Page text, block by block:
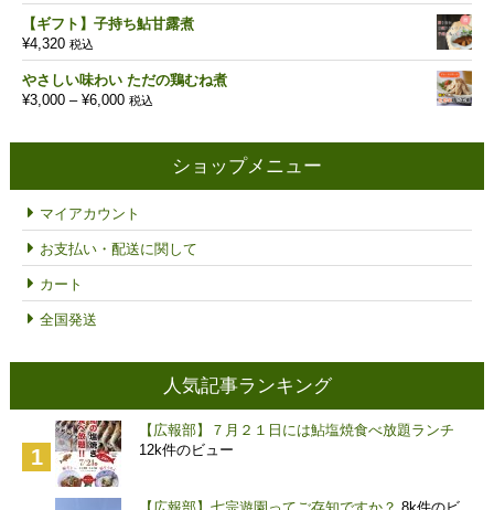
は
¥18,000
で
し
た。
格
は
す。
【ギフト】子持ち鮎甘露煮
¥4,320 税込
やさしい味わい ただの鶏むね煮
¥3,000 – ¥6,000価
帯:
税込
ショップメニュー
マイアカウント
お支払い・配送に関して
カート
全国発送
人気記事ランキング
【広報部】７月２１日には鮎塩焼食べ放題ランチ
12k件のビュー